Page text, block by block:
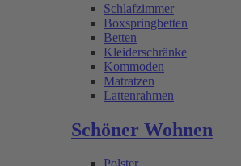
Schlafzimmer
Boxspringbetten
Betten
Kleiderschränke
Kommoden
Matratzen
Lattenrahmen
Schöner Wohnen